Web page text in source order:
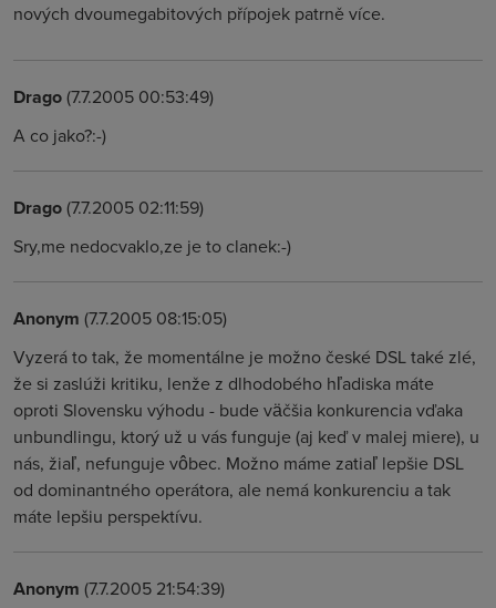
nových dvoumegabitových přípojek patrně více.
Drago(7.7.2005 00:53:49)
A co jako?:-)
Drago(7.7.2005 02:11:59)
Sry,me nedocvaklo,ze je to clanek:-)
Anonym (7.7.2005 08:15:05)
Vyzerá to tak, že momentálne je možno české DSL také zlé,
že si zaslúži kritiku, lenže z dlhodobého hľadiska máte
oproti Slovensku výhodu - bude väčšia konkurencia vďaka
unbundlingu, ktorý už u vás funguje (aj keď v malej miere), u
nás, žiaľ, nefunguje vôbec. Možno máme zatiaľ lepšie DSL
od dominantného operátora, ale nemá konkurenciu a tak
máte lepšiu perspektívu.
Anonym (7.7.2005 21:54:39)